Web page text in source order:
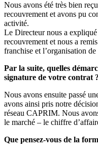
Nous avons été très bien
recouvrement et avons pu
activité.
Le Directeur nous a
recouvrement et nous a
franchise et l’organisation
Par la suite, quelles
signature de votre contrat ?
Nous avons ensuite passé
avons ainsi pris notre
réseau CAPRIM. Nous
le marché – le chiffre
Que pensez-vous de la